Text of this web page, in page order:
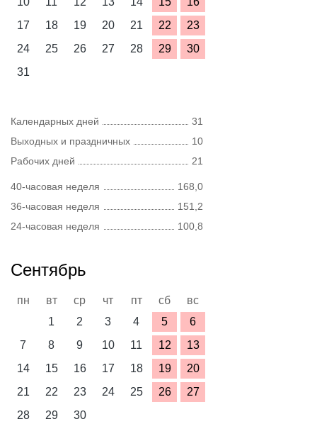
17
18 19 20 21 22
23
24
25 26 27 28 29
30
31
Календарных дней
31
Выходных и праздничных
10
Рабочих дней
21
40-часовая неделя
168,0
36-часовая неделя
151,2
24-часовая неделя
100,8
Сентябрь
пн вт ср чт пт сб
вс
1
2 3 4 5
6
7
8 9 10 11 12
13
14
15 16 17 18 19
20
21
22 23 24 25 26
27
28
29 30